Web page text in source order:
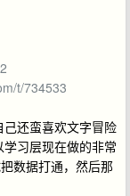
t/734533
还蛮喜欢文字冒险
习层现在做的非常
数据打通，然后那